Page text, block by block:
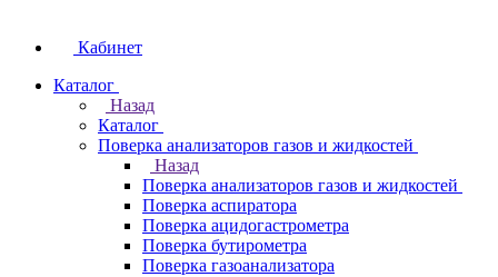
Кабинет
Каталог
Назад
Каталог
Поверка анализаторов газов и жидкостей
Назад
Поверка анализаторов газов и жидкостей
Поверка аспиратора
Поверка ацидогастрометра
Поверка бутирометра
Поверка газоанализатора